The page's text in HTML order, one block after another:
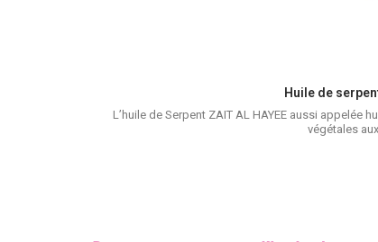
Huile de
L’huile de Serpent ZAIT AL HAYEE aussi
végétales